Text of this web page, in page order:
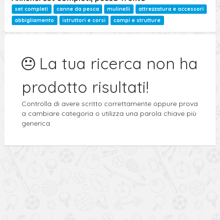
set completi canne da pesca mulinelli
attrezzatura e accessori
abbigliamento
istruttori e corsi campi e strutture
La tua ricerca non ha
prodotto risultati!
Controlla di avere scritto correttamente oppure prova
a cambiare categoria o utilizza una parola chiave più
generica.